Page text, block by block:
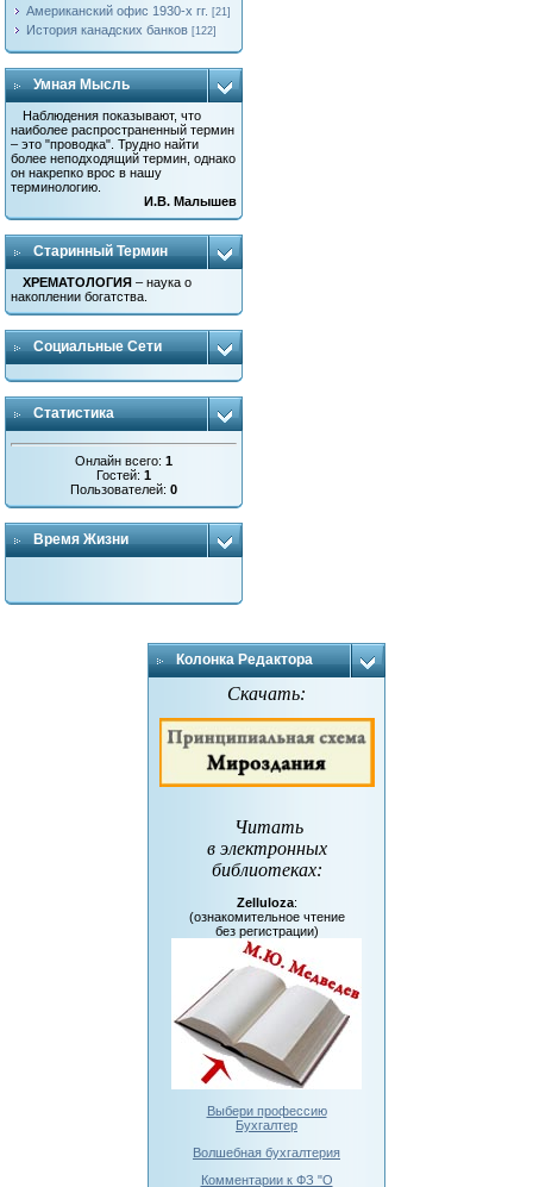
Американский офис 1930-х гг. [21]
История канадских банков [122]
Умная Мысль
Наблюдения показывают, что
наиболее распространенный термин
– это "проводка". Трудно найти
более неподходящий термин, однако
он накрепко врос в нашу
терминологию.
И.В. Малышев
Старинный Термин
ХРЕМАТОЛОГИЯ – наука о
накоплении богатства.
Социальные Сети
Статистика
Онлайн всего:1
Гостей:1
Пользователей:0
Время Жизни
Колонка Редактора
Скачать:
Читать
в электронных
библиотеках:
Zelluloza:
(ознакомительное чтение
без регистрации)
Выбери профессию
Бухгалтер
Волшебная бухгалтерия
Комментарии к ФЗ "О